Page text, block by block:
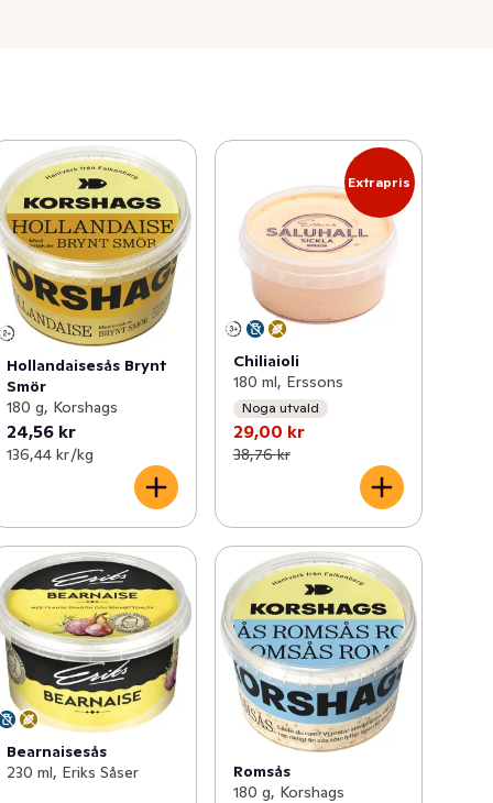
Hollandaisesås Brynt
Smör
180 g, Korshags
24,56 kr
136,44 kr /kg
Extrapris
Chiliaioli
180 ml, Erssons
Noga utvald
29,00 kr
38,76 kr
Bearnaisesås
230 ml, Eriks Såser
Romsås
180 g, Korshags